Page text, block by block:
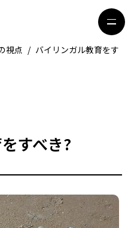
留学＆キャリア
視点 / バイリンガル教育をす
すべき?